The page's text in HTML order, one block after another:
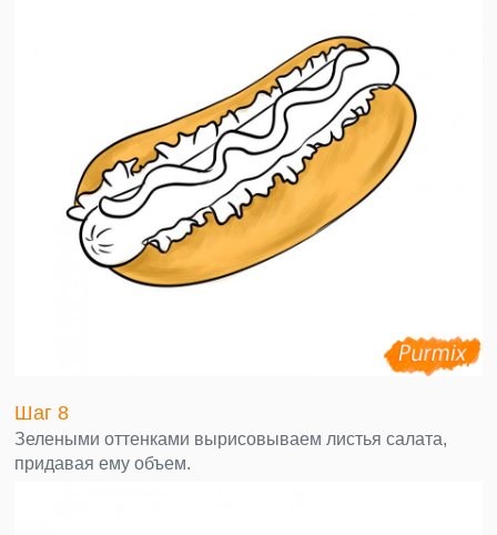
Шаг 8
Зелеными оттенками вырисовываем листья салата,
придавая ему объем.